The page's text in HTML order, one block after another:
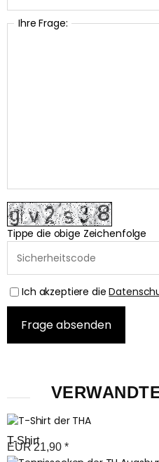
Ihre Frage:
Tippe die obige Zeichenfolge
Ich akzeptiere die
T-Shirt
EUR 21,90 *